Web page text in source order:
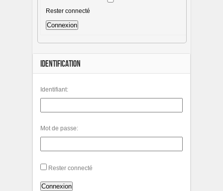
Rester connecté
Connexion
IDENTIFICATION
Identifiant:
Mot de passe:
Rester connecté
Connexion